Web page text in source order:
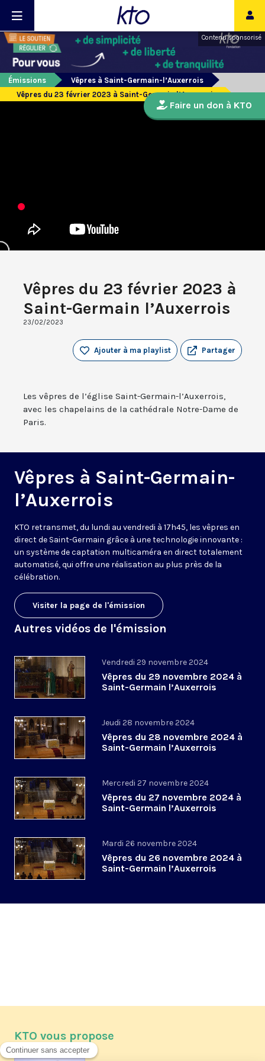
Contenu sponsorisé
Émissions
Vêpres à Saint-Germain-l’Auxerrois
Vêpres du 23 février 2023 à Saint-Germain l’Auxerrois
Vêpres du 23 février 2023 à
Saint-Germain l’Auxerrois
23/02/2023
Partager
Ajouter à ma playlist
Les vêpres de l’église Saint-Germain-l’Auxerrois,
avec les chapelains de la cathédrale Notre-Dame de
Paris.
Vêpres à Saint-Germain-
l’Auxerrois
KTO retransmet, du lundi au vendredi à 17h45, les vêpres en
direct de Saint-Germain grâce à une technologie innovante :
un système de captation multicaméra en direct totalement
automatisé, qui offre une réalisation au plus près de la
célébration.
Visiter la page de l'émission
Autres vidéos de l'émission
Vendredi 29 novembre 2024
Vêpres du 29 novembre 2024 à
Saint-Germain l’Auxerrois
Jeudi 28 novembre 2024
Vêpres du 28 novembre 2024 à
Saint-Germain l’Auxerrois
Mercredi 27 novembre 2024
Vêpres du 27 novembre 2024 à
Saint-Germain l’Auxerrois
Mardi 26 novembre 2024
Vêpres du 26 novembre 2024 à
Saint-Germain l’Auxerrois
Faire un don à KTO
KTO vous propose